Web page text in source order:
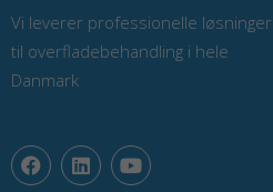
Vi leverer professionelle løsninger
til overfladebehandling i hele
Danmark
F
a
L
i
Y
o